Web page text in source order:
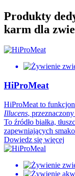
Produkty
karm dla
HiProMeat
HiProMeat to
Illucens,
To źródło białka,
zapewniających
Dowiedz się więcej